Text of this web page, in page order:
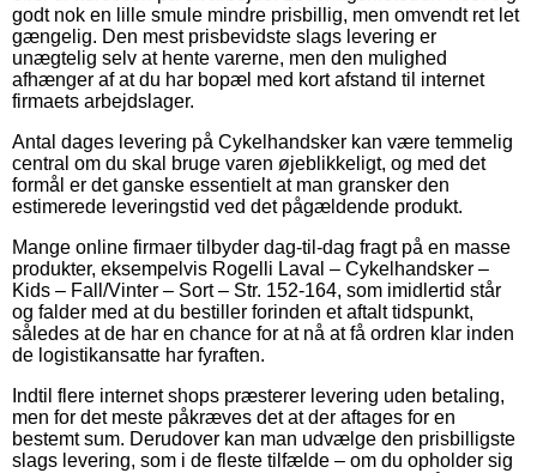
godt nok en lille smule mindre prisbillig, men omvendt ret let
gængelig. Den mest prisbevidste slags levering er
unægtelig selv at hente varerne, men den mulighed
afhænger af at du har bopæl med kort afstand til internet
firmaets arbejdslager.
Antal dages levering på Cykelhandsker kan være temmelig
central om du skal bruge varen øjeblikkeligt, og med det
formål er det ganske essentielt at man gransker den
estimerede leveringstid ved det pågældende produkt.
Mange online firmaer tilbyder dag-til-dag fragt på en masse
produkter, eksempelvis Rogelli Laval – Cykelhandsker –
Kids – Fall/Vinter – Sort – Str. 152-164, som imidlertid står
og falder med at du bestiller forinden et aftalt tidspunkt,
således at de har en chance for at nå at få ordren klar inden
de logistikansatte har fyraften.
Indtil flere internet shops præsterer levering uden betaling,
men for det meste påkræves det at der aftages for en
bestemt sum. Derudover kan man udvælge den prisbilligste
slags levering, som i de fleste tilfælde – om du opholder sig